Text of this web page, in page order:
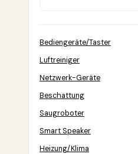
Bediengeräte/Taster
Luftreiniger
Netzwerk-Geräte
Beschattung
Saugroboter
Smart Speaker
Heizung/Klima